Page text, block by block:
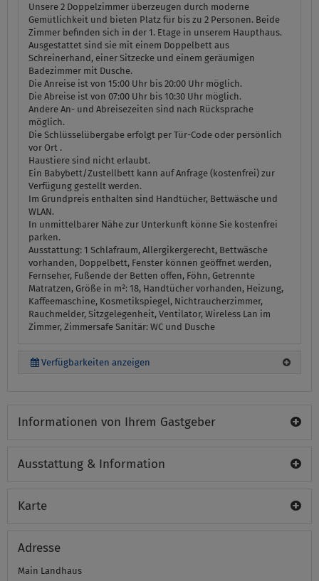
Unsere 2 Doppelzimmer überzeugen durch moderne
Gemütlichkeit und bieten Platz für bis zu 2 Personen. Beide
Zimmer befinden sich in der 1. Etage in unserem Haupthaus.
Ausgestattet sind sie mit einem Doppelbett aus
Schreinerhand, einer Sitzecke und einem geräumigen
Badezimmer mit Dusche.
Die Anreise ist von 15:00 Uhr bis 20:00 Uhr möglich.
Die Abreise ist von 07:00 Uhr bis 10:30 Uhr möglich.
Andere An- und Abreisezeiten sind nach Rücksprache
möglich.
Die Schlüsselübergabe erfolgt per Tür-Code oder persönlich
vor Ort .
Haustiere sind nicht erlaubt.
Ein Babybett/Zustellbett kann auf Anfrage (kostenfrei) zur
Verfügung gestellt werden.
Im Grundpreis enthalten sind Handtücher, Bettwäsche und
WLAN.
In unmittelbarer Nähe zur Unterkunft könne Sie kostenfrei
parken.
Ausstattung: 1 Schlafraum, Allergikergerecht, Bettwäsche
vorhanden, Doppelbett, Fenster können geöffnet werden,
Fernseher, Fußende der Betten offen, Föhn, Getrennte
Matratzen, Größe in m²: 18, Handtücher vorhanden, Heizung,
Kaffeemaschine, Kosmetikspiegel, Nichtraucherzimmer,
Rauchmelder, Sitzgelegenheit, Ventilator, Wireless Lan im
Zimmer, Zimmersafe Sanitär: WC und Dusche
Verfügbarkeiten anzeigen
Informationen von Ihrem Gastgeber
Ausstattung & Information
Karte
Adresse
Main Landhaus